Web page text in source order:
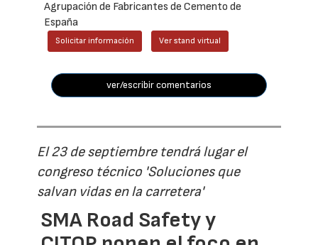
Agrupación de Fabricantes de Cemento de
España
Solicitar información Ver stand virtual
ver/escribir comentarios
El 23 de septiembre tendrá lugar el
congreso técnico 'Soluciones que
salvan vidas en la carretera'
SMA Road Safety y